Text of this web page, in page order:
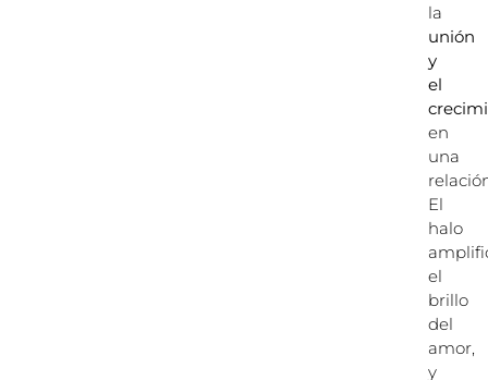
la
unión
y
el
en
una
El
halo
el
brillo
del
amor,
y